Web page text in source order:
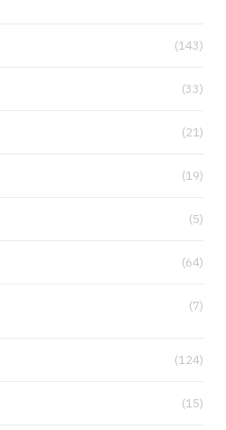
(143)
(33)
(21)
(19)
(5)
(64)
(7)
(124)
(15)